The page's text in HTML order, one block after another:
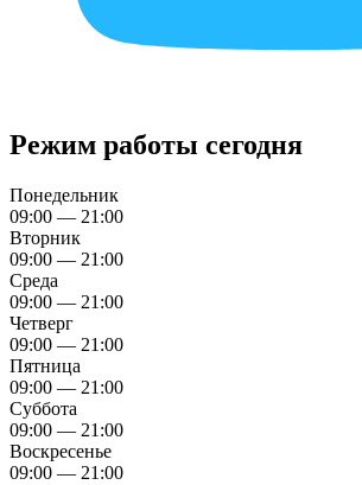
Режим работы сегодня
Понедельник
09:00 — 21:00
Вторник
09:00 — 21:00
Среда
09:00 — 21:00
Четверг
09:00 — 21:00
Пятница
09:00 — 21:00
Суббота
09:00 — 21:00
Воскресенье
09:00 — 21:00